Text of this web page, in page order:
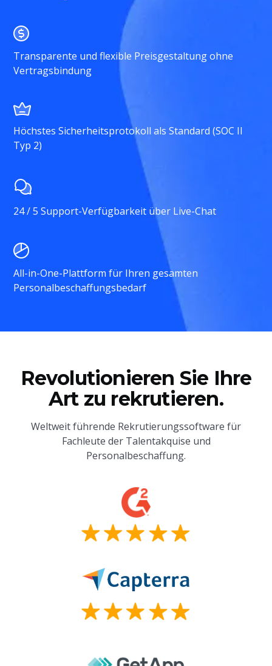
Transparente und flexible Preisgestaltung ohne
Vertragsbindung
Höchstes Sicherheitsprotokoll als Standard (SOC II
Typ 2)
24 / 5 Support-Verfügbarkeit über Live-Chat
All-in-One-Plattform für Ihren gesamten
Personalbeschaffungsbedarf
Revolutionieren Sie Ihre
Art zu rekrutieren.
Weltweit führende Rekrutierungssoftware für
Fachleute der Talentakquise und
Personalbeschaffung.